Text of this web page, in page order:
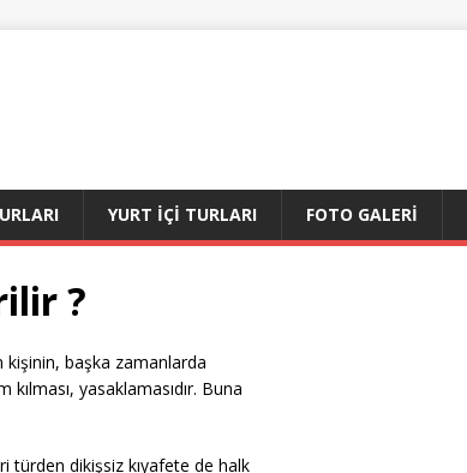
YURT İÇİ TURLARI FOTO GALERI
?
kişinin, başka zamanlarda
yasaklamasıdır. Buna
türden dikişsiz kıyafete de halk